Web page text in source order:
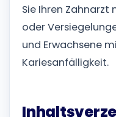
Sie Ihren
oder
und Erwachsene
Kariesanfälligkeit.